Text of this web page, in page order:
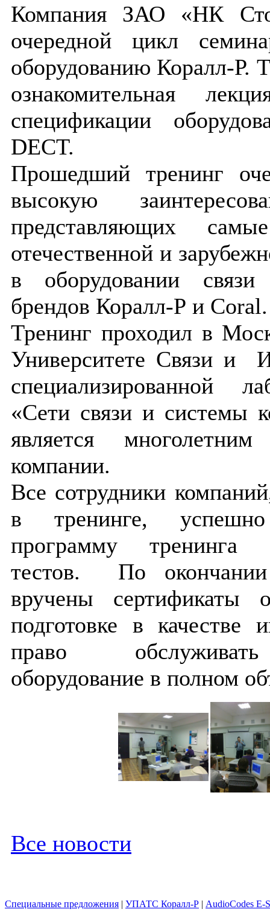
Компания ЗАО «НК
очередной цикл
оборудованию Коралл-Р.
ознакомительная
спецификации
DECT.
Прошедший тренинг
высокую
представляющих
отечественной и
в оборудовании
брендов Коралл-Р и Coral.
Тренинг проходил в
Университете Связи и
специализированной
«Сети связи и системы
является
компании.
Все сотрудники
в тренинге,
программу тренинга
тестов. По
вручены сертификаты
подготовке в качестве
право
оборудование в полном
Все новости
Специальные предложения | УПАТС Коралл-Р | AudioCodes E-